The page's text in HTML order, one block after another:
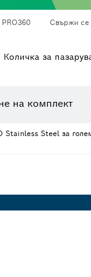
PRO360 Свържи се
Количка за
на комплект
Stainless Steel за